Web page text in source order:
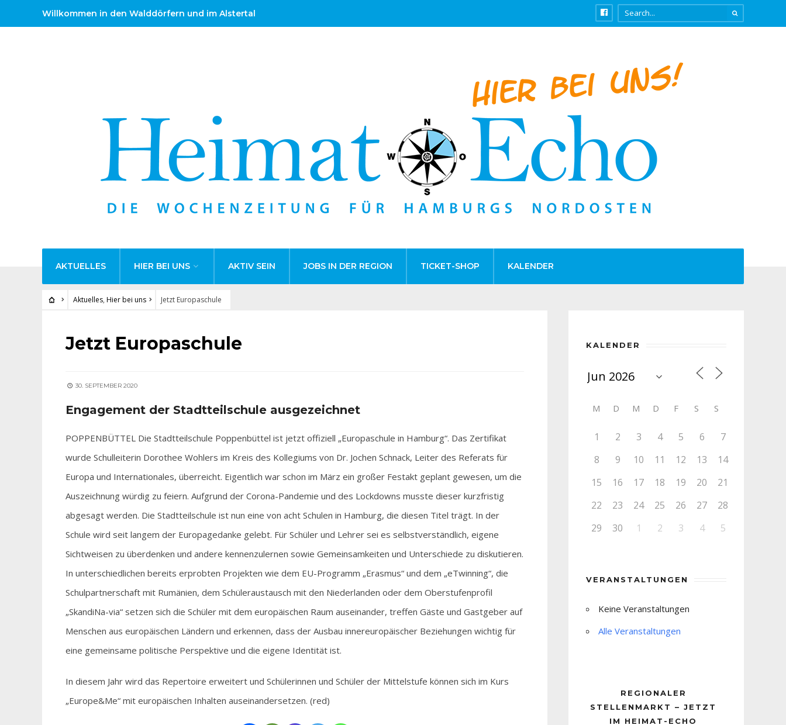
Willkommen in den Walddörfern und im Alstertal
AKTUELLES HIER BEI UNS AKTIV SEIN JOBS IN DER REGION TICKET-SHOP KALENDER
Aktuelles, Hier bei uns Jetzt Europaschule
AKTUELLES•HIER BEI UNS
Jetzt Europaschule
30. SEPTEMBER 2020
Engagement der Stadtteilschule ausgezeichnet
POPPENBÜTTEL Die Stadtteilschule Poppenbüttel ist jetzt offiziell „Europaschule in Hamburg“. Das Zertifikat
wurde Schulleiterin Dorothee Wohlers im Kreis des Kollegiums von Dr. Jochen Schnack, Leiter des Referats für
Europa und Internationales, überreicht. Eigentlich war schon im März ein großer Festakt geplant gewesen, um die
Auszeichnung würdig zu feiern. Aufgrund der Corona-Pandemie und des Lockdowns musste dieser kurzfristig
abgesagt werden. Die Stadtteilschule ist nun eine von acht Schulen in Hamburg, die diesen Titel trägt. In der
Schule wird seit langem der Europagedanke gelebt. Für Schüler und Lehrer sei es selbstverständlich, eigene
Sichtweisen zu überdenken und andere kennenzulernen sowie Gemeinsamkeiten und Unterschiede zu diskutieren.
In unterschiedlichen bereits erprobten Projekten wie dem EU-Programm „Erasmus“ und dem „eTwinning“, die
Schulpartnerschaft mit Rumänien, dem Schüleraustausch mit den Niederlanden oder dem Oberstufenprofil
„SkandiNa-via“ setzen sich die Schüler mit dem europäischen Raum auseinander, treffen Gäste und Gastgeber auf
Menschen aus europäischen Ländern und erkennen, dass der Ausbau innereuropäischer Beziehungen wichtig für
eine gemeinsame politische Perspektive und die eigene Identität ist.
In diesem Jahr wird das Repertoire erweitert und Schülerinnen und Schüler der Mittelstufe können sich im Kurs
„Europe&Me“ mit europäischen Inhalten auseinandersetzen. (red)
KALENDER
M D M D F S S
1 2 3 4 5 6
7
8
9 10 11 12 13
14
15
16 17 18 19 20
21
22
23 24 25 26 27
28
29
30 1 2 3 4 5
VERANSTALTUNGEN
Keine Veranstaltungen
Alle Veranstaltungen
REGIONALER
STELLENMARKT – JETZT
IM HEIMAT-ECHO